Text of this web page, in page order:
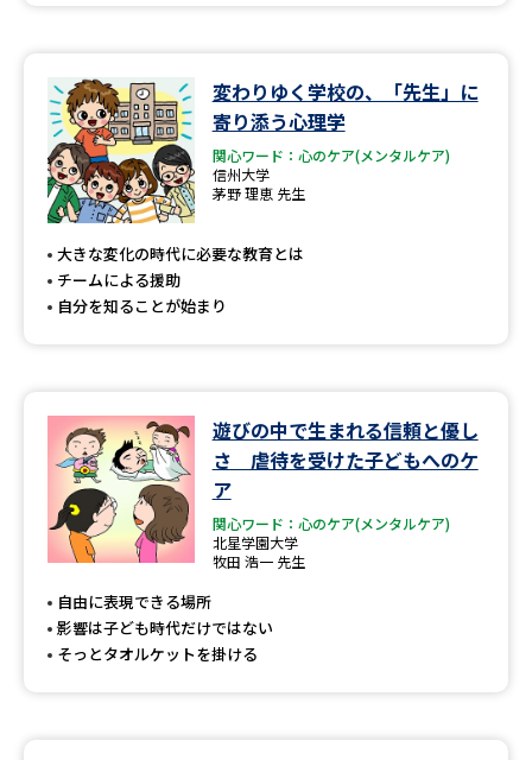
変わりゆく学校の、「先生」に
寄り添う心理学
関心ワード：心のケア(メンタルケア)
信州大学
茅野 理恵 先生
大きな変化の時代に必要な教育とは
チームによる援助
自分を知ることが始まり
遊びの中で生まれる信頼と優し
さ 虐待を受けた子どもへのケ
ア
関心ワード：心のケア(メンタルケア)
北星学園大学
牧田 浩一 先生
自由に表現できる場所
影響は子ども時代だけではない
そっとタオルケットを掛ける